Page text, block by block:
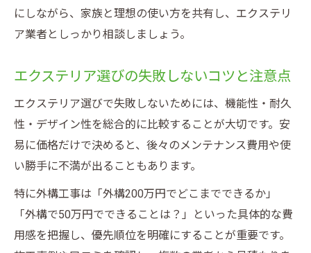
使い勝手と見た目を両立する庭リフォーム
術
画
将来の追加工事を見据えたプランニング
固定資産税への影響も考慮した選択方法
にしながら、家族と理想の使い方を共有し、エクステリ
ア業者としっかり相談しましょう。
エクステリア選びの失敗しないコツと注意点
エクステリア選びで失敗しないためには、機能性・耐久
性・デザイン性を総合的に比較することが大切です。安
易に価格だけで決めると、後々のメンテナンス費用や使
い勝手に不満が出ることもあります。
特に外構工事は「外構200万円でどこまでできるか」
「外構で50万円でできることは？」といった具体的な費
用感を把握し、優先順位を明確にすることが重要です。